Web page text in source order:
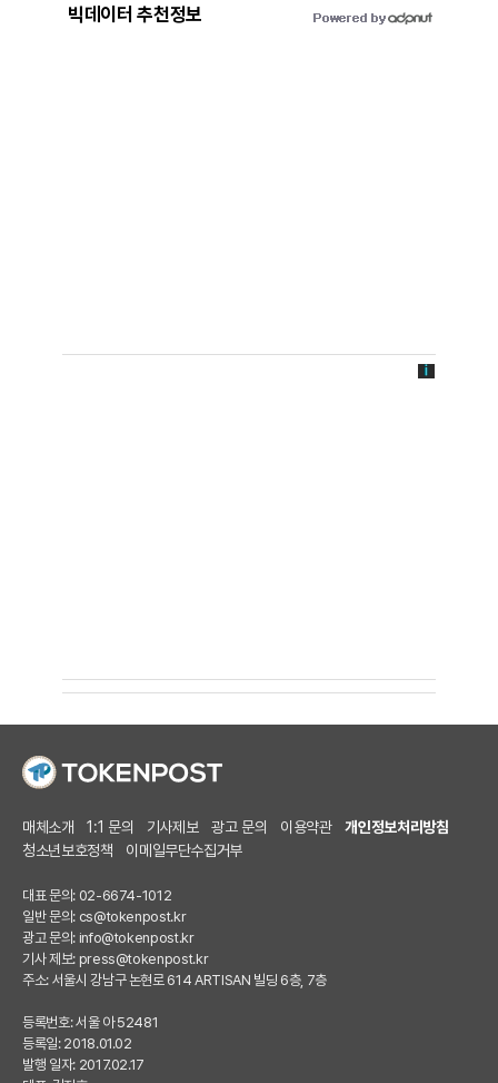
빅데이터 추천정보
매체소개 1:1 문의 기사제보 광고 문의 이용약관
개인정보처리방침
청소년보호정책
이메일무단수집거부
대표 문의: 02-6674-1012
일반 문의: cs@tokenpost.kr
광고 문의: info@tokenpost.kr
기사 제보: press@tokenpost.kr
주소: 서울시 강남구 논현로 614 ARTISAN 빌딩 6층, 7층
등록번호: 서울 아 52481
등록일: 2018.01.02
발행 일자: 2017.02.17